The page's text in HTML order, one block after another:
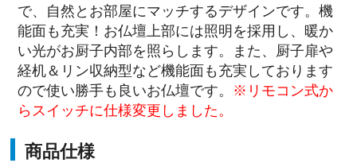
で、自然とお部屋にマッチするデザインです。機
能面も充実！お仏壇上部には照明を採用し、暖か
い光がお厨子内部を照らします。また、厨子扉や
経机＆リン収納型など機能面も充実しております
ので使い勝手も良いお仏壇です。 ※リモコン式か
らスイッチに仕様変更しました。
商品仕様